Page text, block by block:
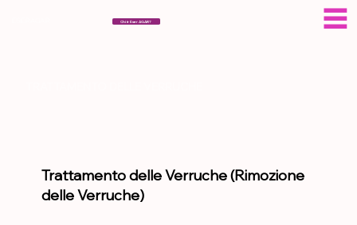
Chi è Eser AGAR?
Trattamento delle Verruche (Rimozione
delle Verruche)